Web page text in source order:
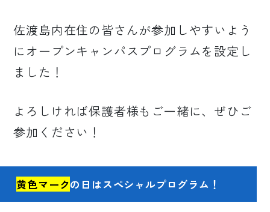
佐渡島内在住の皆さんが参加しやすいよう
にオープンキャンパスプログラムを設定し
ました！
よろしければ保護者様もご一緒に、ぜひご
参加ください！
黄色マークの日はスペシャルプログラム！